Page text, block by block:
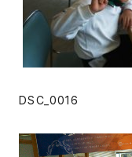
DSC_0016
動